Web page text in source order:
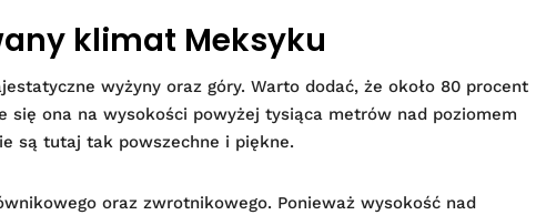
klimat Meksyku
wyżyny oraz góry. Warto dodać, że około 80 procent
się ona na wysokości powyżej tysiąca metrów nad poziomem
są tutaj tak powszechne i piękne.
oraz zwrotnikowego. Ponieważ wysokość nad